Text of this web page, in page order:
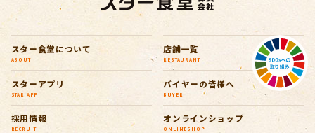
スター食堂について
ABOUT
店舗一覧
RESTAURANT
スターアプリ
STAR APP
バイヤーの皆様へ
BUYER
採用情報
RECRUIT
オンラインショップ
ONLINESHOP